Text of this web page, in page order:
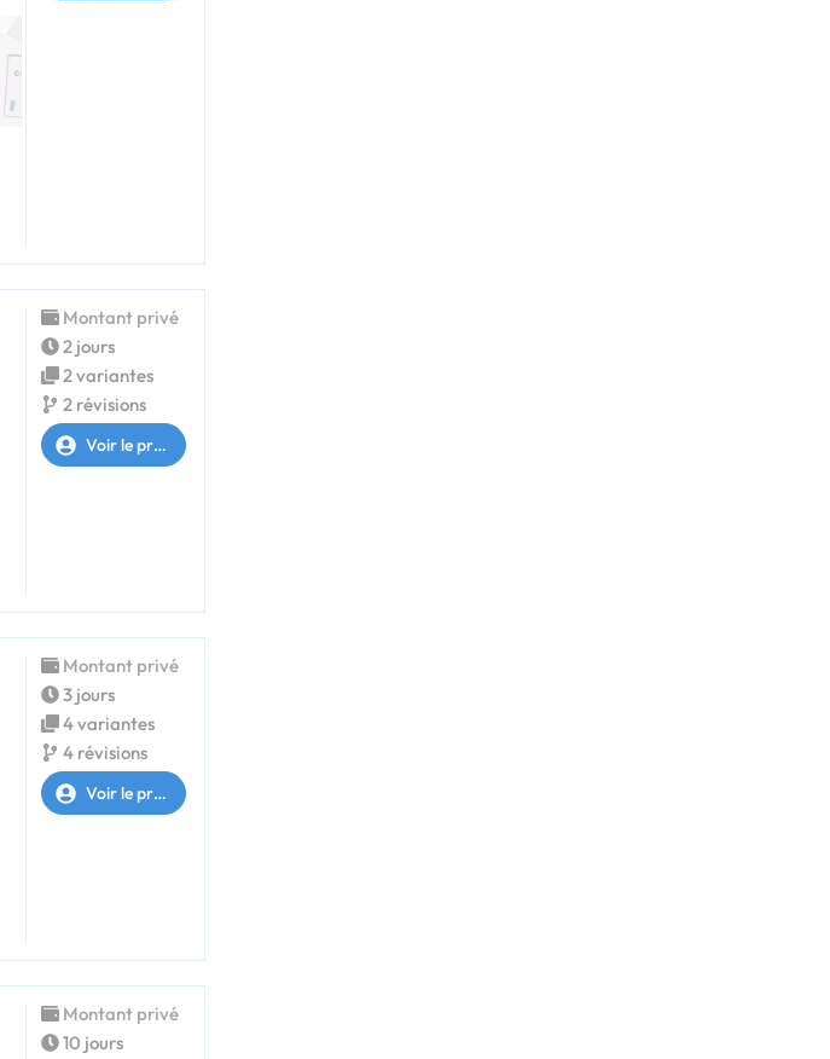
Montant privé
2 jours
2 variantes
2 révisions
Voir le profil
Montant privé
3 jours
4 variantes
4 révisions
Voir le profil
Montant privé
10 jours